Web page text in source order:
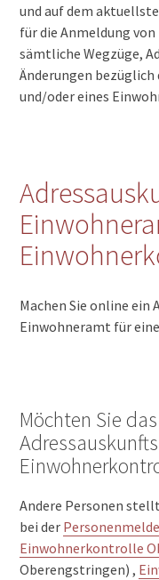
und auf dem
für die Anmeldung
sämtliche Wegzüge,
Änderungen
und/oder eines
Machen Sie online ein
Einwohneramt für
Möchten Sie das
Andere Personen
bei der
Einwohnerkontrolle
Oberengstringen) ,